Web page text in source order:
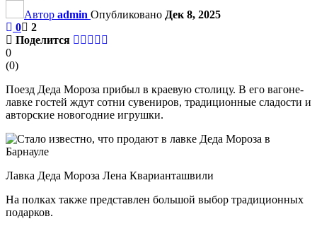
Автор admin Опубликовано Дек 8, 2025
0
2
Поделится
0
(0)
Поезд Деда Мороза прибыл в краевую столицу. В его вагоне-
лавке гостей ждут сотни сувениров, традиционные сладости и
авторские новогодние игрушки.
Лавка Деда Мороза Лена Кварианташвили
На полках также представлен большой выбор традиционных
подарков.